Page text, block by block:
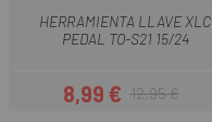
HERRAMIENTA LLAVE XLC
PEDAL TO-S21 15/24
Precio
8,99 €Precio regular
12,95 €